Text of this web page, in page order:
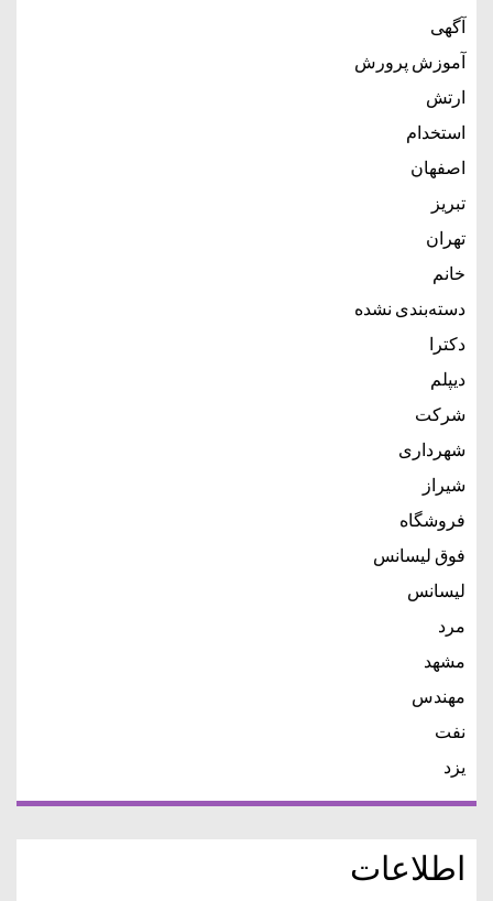
آگهی
آموزش پرورش
ارتش
استخدام
اصفهان
تبریز
تهران
خانم
دسته‌بندی نشده
دکترا
دیپلم
شرکت
شهرداری
شیراز
فروشگاه
فوق لیسانس
لیسانس
مرد
مشهد
مهندس
نفت
یزد
اطلاعات